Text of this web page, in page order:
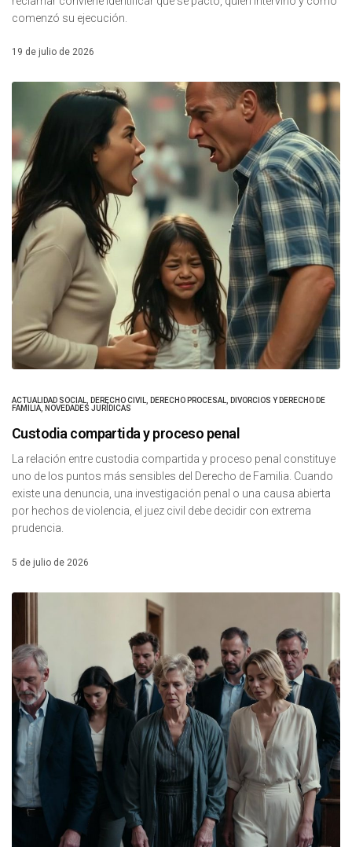
comenzó su ejecución.
19 de julio de 2026
ACTUALIDAD SOCIAL DERECHO CIVIL DERECHO PROCESAL
DIVORCIOS Y DERECHO DE
FAMILIA
NOVEDADES JURÍDICAS
Custodia compartida y proceso penal
La relación entre custodia compartida y proceso penal constituye
uno de los puntos más sensibles del Derecho de Familia. Cuando
existe una denuncia, una investigación penal o una causa abierta
por hechos de violencia, el juez civil debe decidir con extrema
prudencia.
5 de julio de 2026